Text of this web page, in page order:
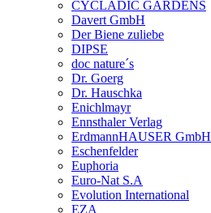
CYCLADIC GARDENS
Davert GmbH
Der Biene zuliebe
DIPSE
doc nature´s
Dr. Goerg
Dr. Hauschka
Enichlmayr
Ennsthaler Verlag
ErdmannHAUSER GmbH
Eschenfelder
Euphoria
Euro-Nat S.A
Evolution International
EZA